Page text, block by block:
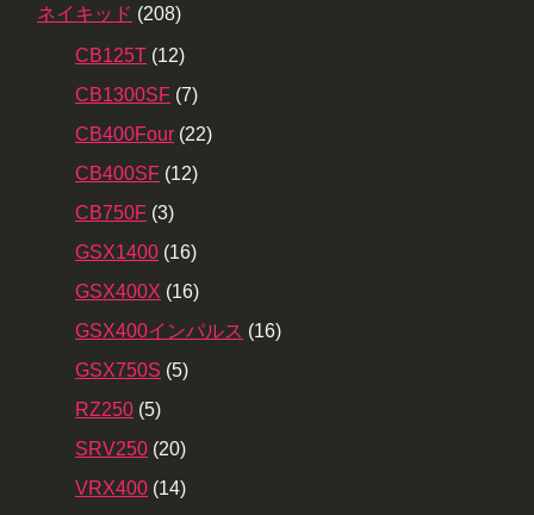
ネイキッド (208)
CB125T (12)
CB1300SF (7)
CB400Four (22)
CB400SF (12)
CB750F (3)
GSX1400 (16)
GSX400X (16)
GSX400インパルス (16)
GSX750S (5)
RZ250 (5)
SRV250 (20)
VRX400 (14)